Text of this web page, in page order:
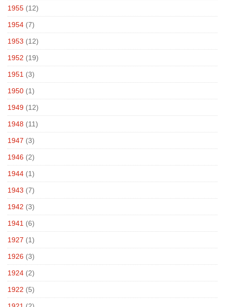
1955 (12)
1954 (7)
1953 (12)
1952 (19)
1951 (3)
1950 (1)
1949 (12)
1948 (11)
1947 (3)
1946 (2)
1944 (1)
1943 (7)
1942 (3)
1941 (6)
1927 (1)
1926 (3)
1924 (2)
1922 (5)